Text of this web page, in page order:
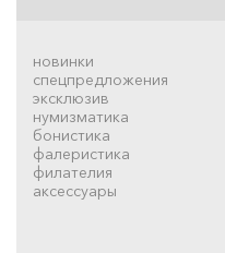
новинки
спецпредложения
эксклюзив
нумизматика
бонистика
фалеристика
филателия
аксессуары